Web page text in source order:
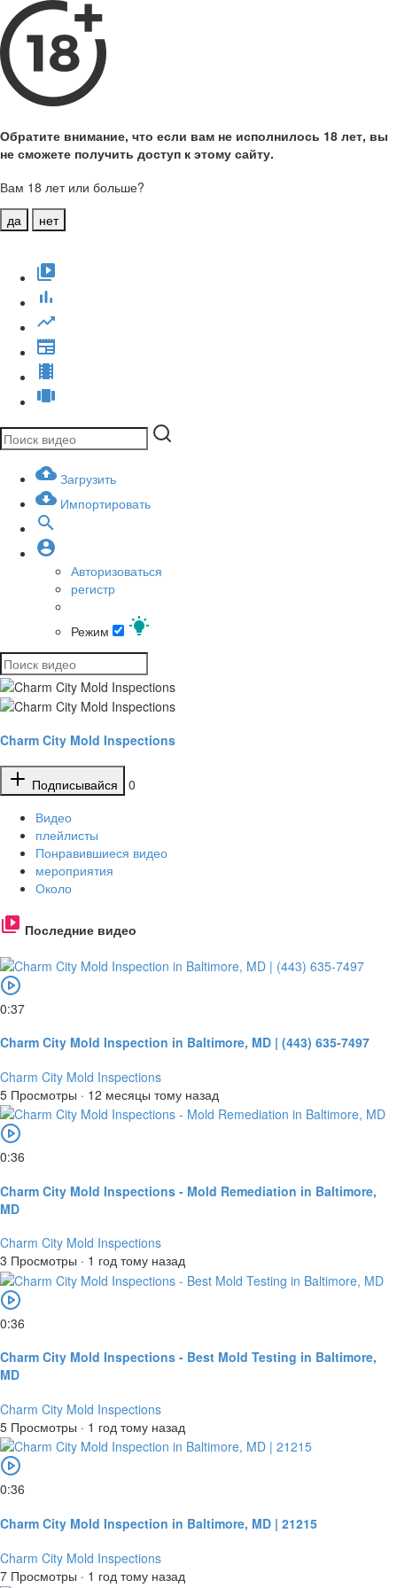
Обратите внимание, что если вам не исполнилось 18 лет, вы
не сможете получить доступ к этому сайту.
Вам 18 лет или больше?
да
нет
Загрузить
Импортировать
Авторизоваться
регистр
Режим
Charm City Mold Inspections
Подписывайся
0
Видео
плейлисты
Понравившиеся видео
мероприятия
Около
Последние видео
0:37
Charm City Mold Inspection in Baltimore, MD | (443) 635-7497
Charm City Mold Inspections
5 Просмотры · 12 месяцы тому назад
0:36
Charm City Mold Inspections - Mold Remediation in Baltimore,
MD
Charm City Mold Inspections
3 Просмотры · 1 год тому назад
0:36
Charm City Mold Inspections - Best Mold Testing in Baltimore,
MD
Charm City Mold Inspections
5 Просмотры · 1 год тому назад
0:36
Charm City Mold Inspection in Baltimore, MD | 21215
Charm City Mold Inspections
7 Просмотры · 1 год тому назад